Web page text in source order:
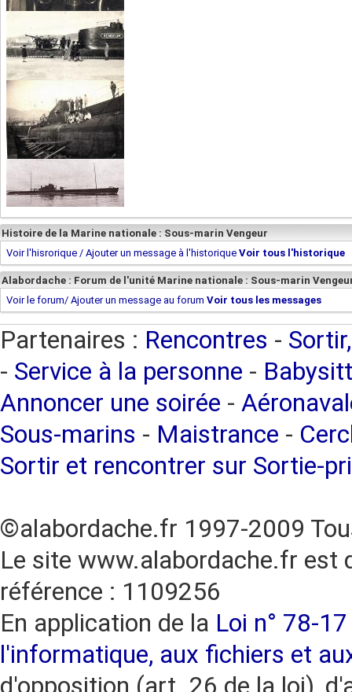
Histoire de la Marine nationale : Sous-marin Vengeur
Voir l'hisrorique / Ajouter un message à l'historique Voir tous l'historique
Alabordache : Forum de l'unité Marine nationale : Sous-marin
Voir le forum/ Ajouter un message au forum Voir tous les messages
Partenaires : Rencontres -
- Service à la personne -
Annoncer une soirée -
Sous-marins - Maistrance -
Sortir et rencontrer sur Sortie-
©alabordache.fr 1997-2009
Le site www.alabordache.fr est
référence : 1109256
En application de la Loi n° 78-
l'informatique, aux fichiers et
d'opposition (art. 26 de la loi),